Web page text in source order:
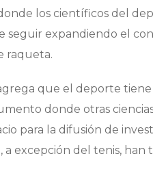
los científicos del
seguir expandiendo el
raqueta.
que el deporte
donde otras
para la difusión de
excepción del tenis,